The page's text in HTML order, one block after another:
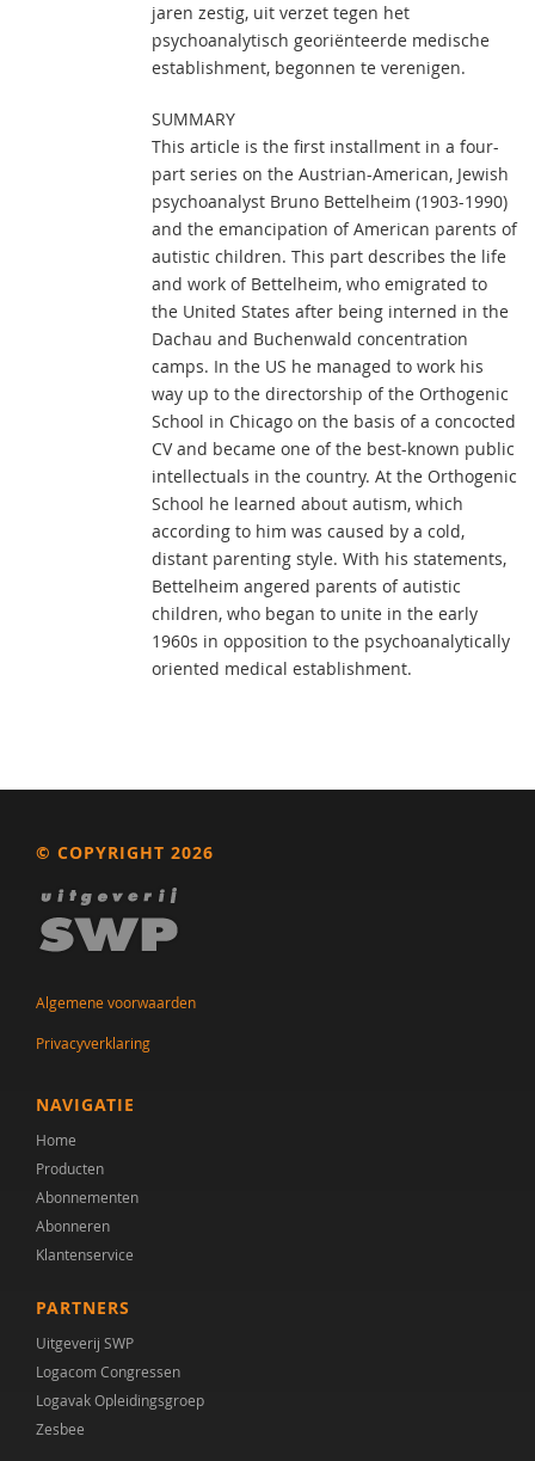
jaren zestig, uit verzet tegen het
psychoanalytisch georiënteerde medische
establishment, begonnen te verenigen.
SUMMARY
This article is the first installment in a four-
part series on the Austrian-American, Jewish
psychoanalyst Bruno Bettelheim (1903-1990)
and the emancipation of American parents of
autistic children. This part describes the life
and work of Bettelheim, who emigrated to
the United States after being interned in the
Dachau and Buchenwald concentration
camps. In the US he managed to work his
way up to the directorship of the Orthogenic
School in Chicago on the basis of a concocted
CV and became one of the best-known public
intellectuals in the country. At the Orthogenic
School he learned about autism, which
according to him was caused by a cold,
distant parenting style. With his statements,
Bettelheim angered parents of autistic
children, who began to unite in the early
1960s in opposition to the psychoanalytically
oriented medical establishment.
© COPYRIGHT 2026
Algemene voorwaarden
Privacyverklaring
NAVIGATIE
Home
Producten
Abonnementen
Abonneren
Klantenservice
PARTNERS
Uitgeverij SWP
Logacom Congressen
Logavak Opleidingsgroep
Zesbee